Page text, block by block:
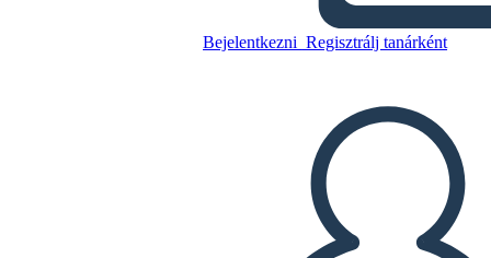
Bejelentkezni Regisztrálj tanárként
Untitled Storyboard
Másolja ezt a forgatókönyvet
KÉSZÍTSEN EGY STORYBOARDOT
DIAVETÍTÉS LEJÁTSZÁSA
OLVASS NEKEM